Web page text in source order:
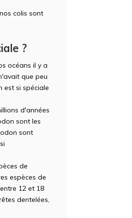
colis sont
?
océans il y a
que peu
est si spéciale
d'années
sont les
sont
de
espèces de
12 et 18
dentelées,